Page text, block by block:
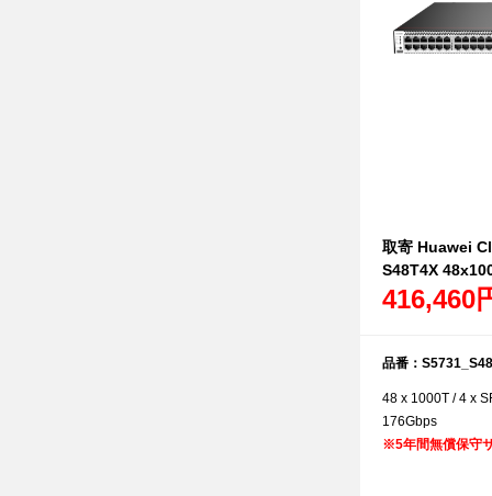
取寄 Huawei
S48T4X
416,460
品番：
48 x 1000T / 4 x
176Gbps
※5年間無償保守